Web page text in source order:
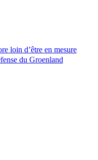
loin d’être en mesure
du Groenland